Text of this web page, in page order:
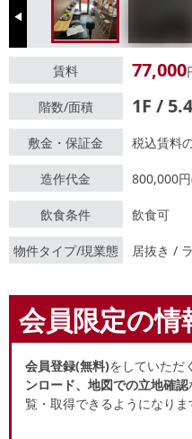
Previous
賃料 77,000
階数/面積 1F /
敷金・保証金 税込賃料
造作代金 800,000
飲食条件 飲食可
物件タイプ/現業態 居抜き /
会員限定の情
会員登録(無料)をしていただ
ンロード、地図での立地確認
覧・取得できるようになりま